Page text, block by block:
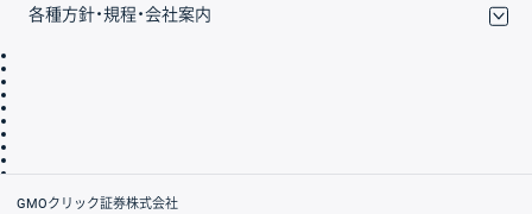
各種方針・規程・会社案内
会社案内
GMOクリック証券株式会社